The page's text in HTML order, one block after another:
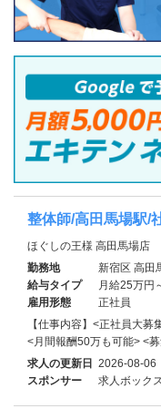
整体師/高田馬場駅/
ほぐしの王様 高田馬場店
勤務地
新宿区 高田
給与タイプ
月給25万円
雇用形態
正社員
【仕事内容】<正社員大
<月間報酬50万も可能> <
求人の更新日 2026-08-06
スポンサー
求人ボックス